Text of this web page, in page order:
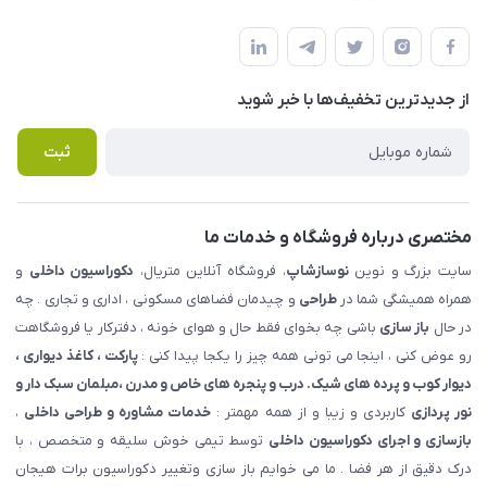
املاک مدنی - نوساز شاپ
لیست محصولات
درباره ما
قوانین و مقررات
حریم خصوصی
راهنما
پرسش های متداول
از جدید‌ترین تخفیف‌ها با‌ خبر شوید
ثبت
مختصری درباره فروشگاه و خدمات ما
سایت بزرگ و نویننوسازشاپ، فروشگاه آنلاین متریال، دکوراسیون داخلی و
همراه همیشگی شما درطراحی و چیدمان فضاهای مسکونی ، اداری و تجاری . چه
در حال باز سازی باشی چه بخوای فقط حال و هوای خونه ، دفترکار یا فروشگاهت
رو عوض کنی ، اینجا می تونی همه چیز را یکجا پیدا کنی :پارکت ، کاغذ دیواری ،
دیوار کوب و پرده های شیک. درب و پنجره های خاص و مدرن ،مبلمان سبک دار و
نور پردازی کاربردی و زیبا و از همه مهمتر : خدمات مشاوره و طراحی داخلی ،
بازسازی و اجرای دکوراسیون داخلی توسط تیمی خوش سلیقه و متخصص ، با
درک دقیق از هر فضا . ما می خوایم باز سازی وتغییر دکوراسیون برات هیجان